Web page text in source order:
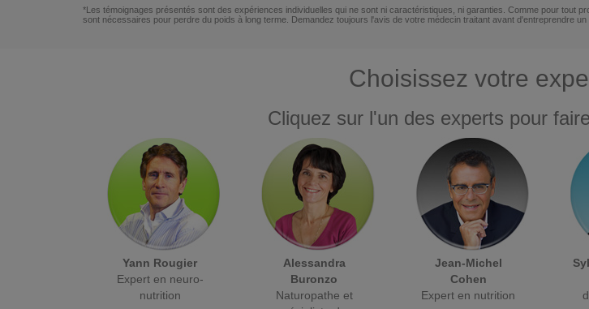
*Les témoignages présentés sont des expériences individuelles qui ne sont ni caractéristiques, ni garanties. Comme pour tout
sont nécessaires pour perdre du poids à long terme. Demandez toujours l'avis de votre médecin traitant avant d'entreprendre
Choisissez votre
Cliquez sur l'un des experts pour
Yann Rougier
Expert en neuro-
nutrition
Alessandra
Buronzo
Naturopathe et
Jean-Michel
Cohen
Expert en nutrition